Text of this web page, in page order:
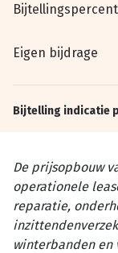
Eigen bijdrage
Bijtelling indicatie
De prijsopbouw
operationele
reparatie,
winterbanden en